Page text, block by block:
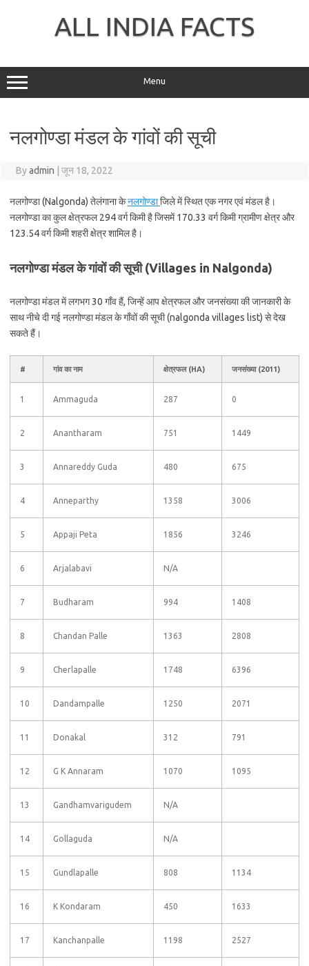
ALL INDIA FACTS
Menu
नलगोण्डा मंडल के गांवों की सूची
Byadmin जून 18, 2022
नलगोण्डा (Nalgonda) तेलंगाना केनलगोण्डाजिले में स्थित एक नगर एवं मंडल है।
नलगोण्डा का कुल क्षेत्रफल 294 वर्ग किमी है जिसमें 170.33 वर्ग किमी ग्रामीण क्षेत्र और
123.54 वर्ग किमी शहरी क्षेत्र शामिल है।
नलगोण्डा मंडल के गांवों की सूची (Villages in Nalgonda)
नलगोण्डा मंडल में लगभग 30 गाँव हैं, जिन्हें आप क्षेत्रफल और जनसंख्या की जानकारी के
साथ नीचे दी गई नलगोण्डा मंडल के गाँवों की सूची (nalgonda villages list) से देख
सकते हैं।
# गांव का नाम क्षेत्रफल (HA) जनसंख्या (2011)
1 Ammaguda 287 0
2 Anantharam 751 1449
3 Annareddy Guda 480 675
4 Anneparthy 1358 3006
5 Appaji Peta 1856 3246
6 Arjalabavi N/A
7 Budharam 994 1408
8 Chandan Palle 1363 2808
9 Cherlapalle 1748 6396
10 Dandampalle 1250 2071
11 Donakal 312 791
12 G K Annaram 1070 1095
13 Gandhamvarigudem N/A
14 Gollaguda N/A
15 Gundlapalle 808 1134
16 K Kondaram 450 1633
17 Kanchanpalle 1198 2527